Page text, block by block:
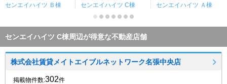
センエイハイツ Ｂ棟 センエイハイツ C棟 センエイハイツ Ａ棟
センエイハイツ C棟周辺が得意な不動産店舗
株式会社賃貸メイトエイブルネットワーク名張中央店
掲載物件数:302件